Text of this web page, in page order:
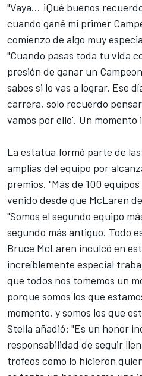
"Vaya… ¡Qué buenos
cuando gané mi primer
comienzo de algo muy
"Cuando pasas toda tu vida
presión de ganar un
sabes si lo vas a lograr. Ese
carrera, solo recuerdo
vamos por ello'. Un momento
La estatua formó parte de
amplias del equipo por
premios. "Más de 100
venido desde que McLaren
"Somos el segundo equipo
segundo más antiguo. Todo
Bruce McLaren inculcó en
increíblemente especial
que todos nos tomemos un
porque somos los que
momento, y somos los que
Stella añadió: "Es un honor
responsabilidad de seguir
trofeos como lo hicieron